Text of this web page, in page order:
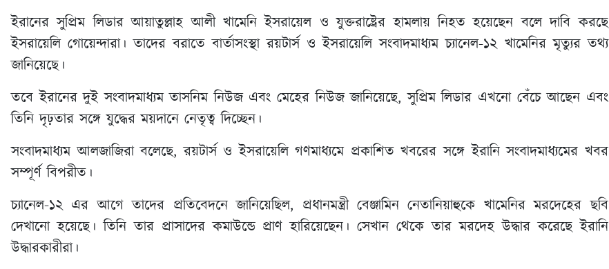
ইরানের সুপ্রিম লিডার আয়াতুল্লাহ আলী খামেনি ইসরায়েল ও যুক্তরাষ্ট্রের হামলায় নিহত হয়েছেন বলে দাবি করছে
ইসরায়েলি গোয়েন্দারা। তাদের বরাতে বার্তাসংস্থা রয়টার্স ও ইসরায়েলি সংবাদমাধ্যম চ্যানেল-১২ খামেনির মৃত্যুর তথ্য
জানিয়েছে।
তবে ইরানের দুই সংবাদমাধ্যম তাসনিম নিউজ এবং মেহের নিউজ জানিয়েছে, সুপ্রিম লিডার এখনো বেঁচে আছেন এবং
তিনি দৃঢ়তার সঙ্গে যুদ্ধের ময়দানে নেতৃত্ব দিচ্ছেন।
সংবাদমাধ্যম আলজাজিরা বলেছে, রয়টার্স ও ইসরায়েলি গণমাধ্যমে প্রকাশিত খবরের সঙ্গে ইরানি সংবাদমাধ্যমের খবর
সম্পূর্ণ বিপরীত।
চ্যানেল-১২ এর আগে তাদের প্রতিবেদনে জানিয়েছিল, প্রধানমন্ত্রী বেঞ্জামিন নেতানিয়াহুকে খামেনির মরদেহের ছবি
দেখানো হয়েছে। তিনি তার প্রাসাদের কমাউন্ডে প্রাণ হারিয়েছেন। সেখান থেকে তার মরদেহ উদ্ধার করেছে ইরানি
উদ্ধারকারীরা।